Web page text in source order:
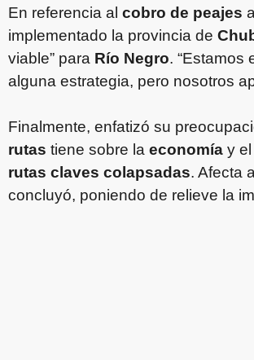
En referencia al cobro de peajes a
implementado la provincia de
viable” para Río Negro. “Estamos
alguna estrategia, pero nosotros
Finalmente, enfatizó su
rutas tiene sobre la economía y el
rutas claves colapsadas. Afecta
concluyó, poniendo de relieve la